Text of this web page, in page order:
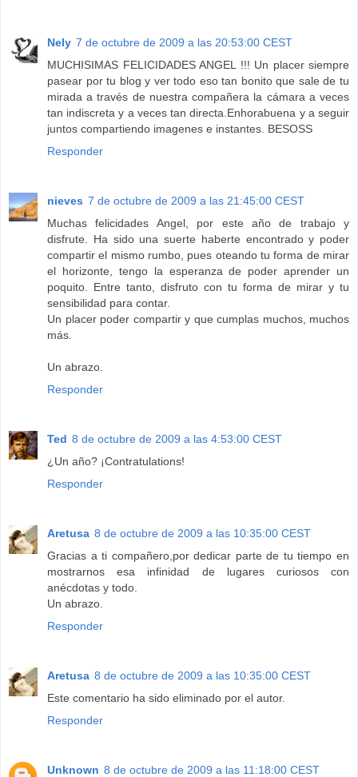
Nely 7 de octubre de 2009 a las 20:53:00 CEST
MUCHISIMAS FELICIDADES ANGEL !!! Un placer siempre
pasear por tu blog y ver todo eso tan bonito que sale de tu
mirada a través de nuestra compañera la cámara a veces
tan indiscreta y a veces tan directa.Enhorabuena y a seguir
juntos compartiendo imagenes e instantes. BESOSS
Responder
nieves 7 de octubre de 2009 a las 21:45:00 CEST
Muchas felicidades Angel, por este año de trabajo y
disfrute. Ha sido una suerte haberte encontrado y poder
compartir el mismo rumbo, pues oteando tu forma de mirar
el horizonte, tengo la esperanza de poder aprender un
poquito. Entre tanto, disfruto con tu forma de mirar y tu
sensibilidad para contar.
Un placer poder compartir y que cumplas muchos, muchos
más.
Un abrazo.
Responder
Ted 8 de octubre de 2009 a las 4:53:00 CEST
¿Un año? ¡Contratulations!
Responder
Aretusa 8 de octubre de 2009 a las 10:35:00 CEST
Gracias a ti compañero,por dedicar parte de tu tiempo en
mostrarnos esa infinidad de lugares curiosos con
anécdotas y todo.
Un abrazo.
Responder
Aretusa 8 de octubre de 2009 a las 10:35:00 CEST
Este comentario ha sido eliminado por el autor.
Responder
Unknown 8 de octubre de 2009 a las 11:18:00 CEST